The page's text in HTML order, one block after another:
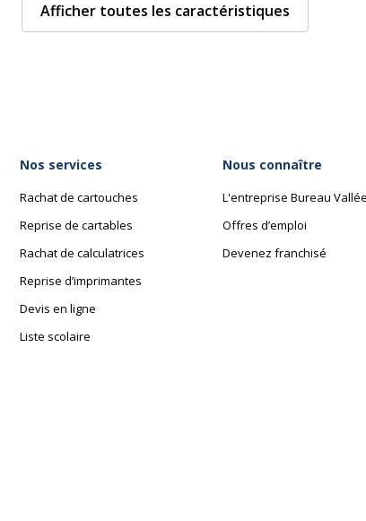
Afficher toutes les caractéristiques
Nos services
Rachat de cartouches
Reprise de cartables
Rachat de calculatrices
Reprise d’imprimantes
Devis en ligne
Liste scolaire
Nous connaître
L'entreprise Bureau Vallée
Offres d’emploi
Devenez franchisé